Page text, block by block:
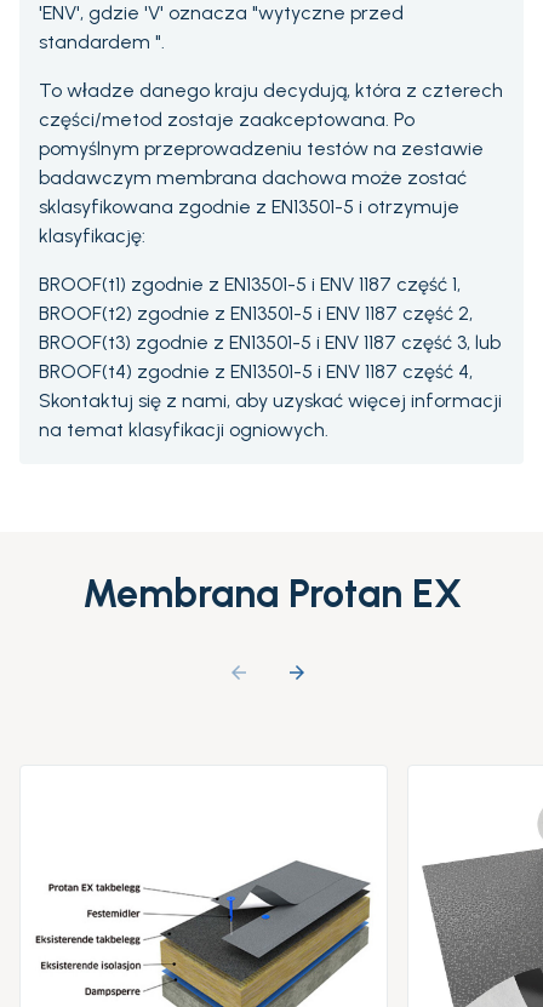
'ENV', gdzie 'V' oznacza "wytyczne przed
standardem ".
To władze danego kraju decydują, która z czterech
części/metod zostaje zaakceptowana. Po
pomyślnym przeprowadzeniu testów na zestawie
badawczym membrana dachowa może zostać
sklasyfikowana zgodnie z EN13501-5 i otrzymuje
klasyfikację:
BROOF(t1) zgodnie z EN13501-5 i ENV 1187 część 1,
BROOF(t2) zgodnie z EN13501-5 i ENV 1187 część 2,
BROOF(t3) zgodnie z EN13501-5 i ENV 1187 część 3, lub
BROOF(t4) zgodnie z EN13501-5 i ENV 1187 część 4,
Skontaktuj się z nami, aby uzyskać więcej informacji
na temat klasyfikacji ogniowych.
Membrana Protan EX
arrow_backward
arrow_forward